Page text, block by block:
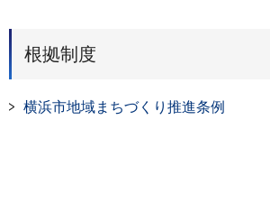
根拠制度
横浜市地域まちづくり推進条例